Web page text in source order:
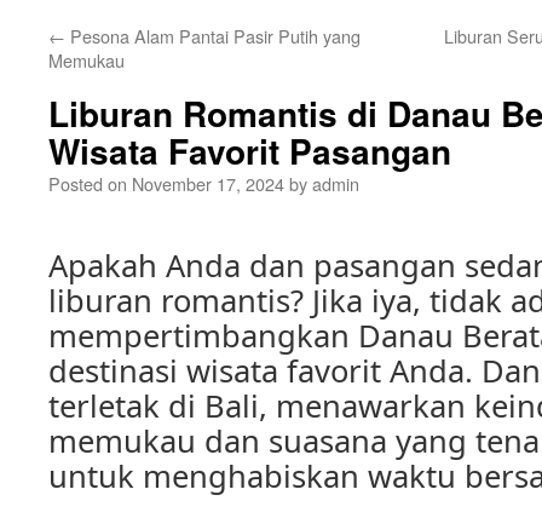
← Pesona Alam Pantai Pasir Putih yang
Memukau
Liburan
Liburan Romantis di Danau
Wisata Favorit Pasangan
Posted on November 17, 2024byadmin
Apakah Anda dan pasangan
liburan romantis? Jika iya, tidak
mempertimbangkan Danau
destinasi wisata favorit Anda.
terletak di Bali, menawarkan
memukau dan suasana yang
untuk menghabiskan waktu